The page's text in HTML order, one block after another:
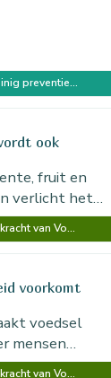
Krijgt voeding te weinig preventiebudget?
ook
fruit en
verlicht het
maakt
bereikbaarder
Voedselhubs en de kracht van Voedselcirkel Amsterdam
voorkomt
voedsel
mensen
te
Voedselhubs en de kracht van Voedselcirkel Amsterdam